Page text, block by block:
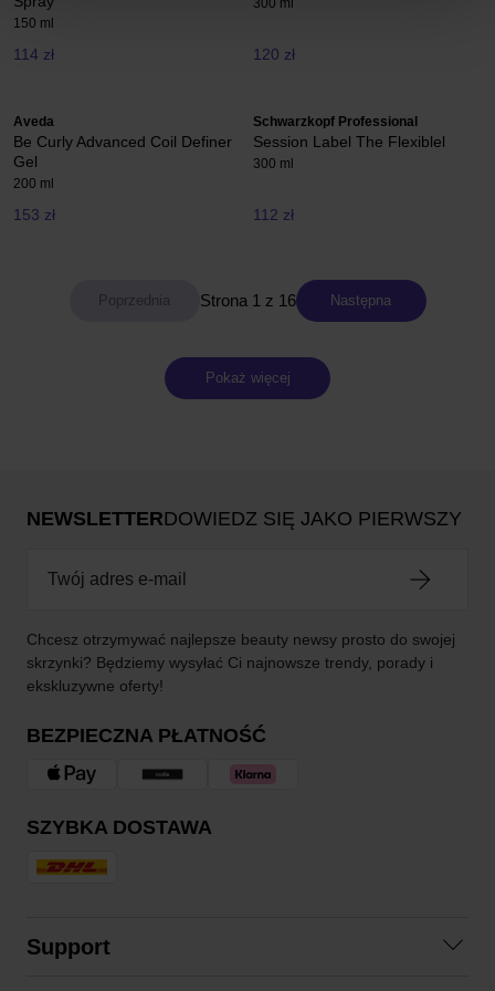
150 ml
114 zł
300 ml
120 zł
Aveda
Be Curly Advanced Coil Definer
Gel
200 ml
153 zł
Schwarzkopf Professional
Session Label The Flexiblel
300 ml
112 zł
Strona 1 z 16 Następna
Pokaż więcej
NEWSLETTERDOWIEDZ SIĘ JAKO PIERWSZY
Chcesz otrzymywać najlepsze beauty newsy prosto do swojej
skrzynki? Będziemy wysyłać Ci najnowsze trendy, porady i
ekskluzywne oferty!
BEZPIECZNA PŁATNOŚĆ
SZYBKA DOSTAWA
Support